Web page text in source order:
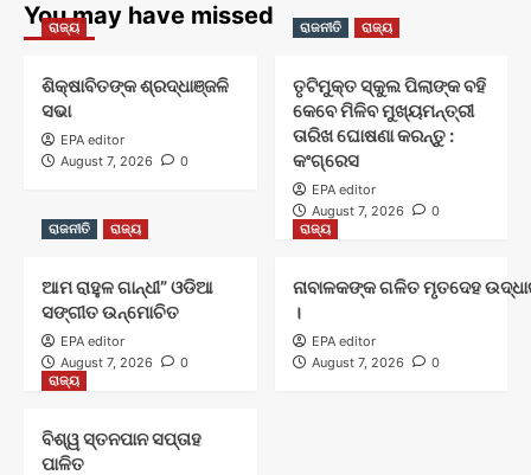
You may have missed
ରାଜ୍ୟ
ଶିକ୍ଷାବିତଙ୍କ ଶ୍ରଦ୍ଧାଞ୍ଜଳି
ସଭା
EPA editor
August 7, 2026
0
ରାଜନୀତି ରାଜ୍ୟ
ତୃଟିମୁକ୍ତ ସ୍କୁଲ ପିଲାଙ୍କ ବହି
କେବେ ମିଳିବ ମୁଖ୍ୟମନ୍ତ୍ରୀ
ତାରିଖ ଘୋଷଣା କରନ୍ତୁ :
କଂଗ୍ରେସ
EPA editor
August 7, 2026
0
ରାଜନୀତି
ରାଜ୍ୟ
ଆମ ରାହୁଳ ଗାନ୍ଧୀ” ଓଡିଆ
ସଙ୍ଗୀତ ଉନ୍ମୋଚିତ
EPA editor
August 7, 2026
0
ରାଜ୍ୟ
ନାବାଳକଙ୍କ ଗଳିତ ମୃତଦେହ
।
EPA editor
August 7, 2026
0
ରାଜ୍ୟ
ବିଶ୍ୱ ସ୍ତନପାନ ସପ୍ତାହ
ପାଳିତ